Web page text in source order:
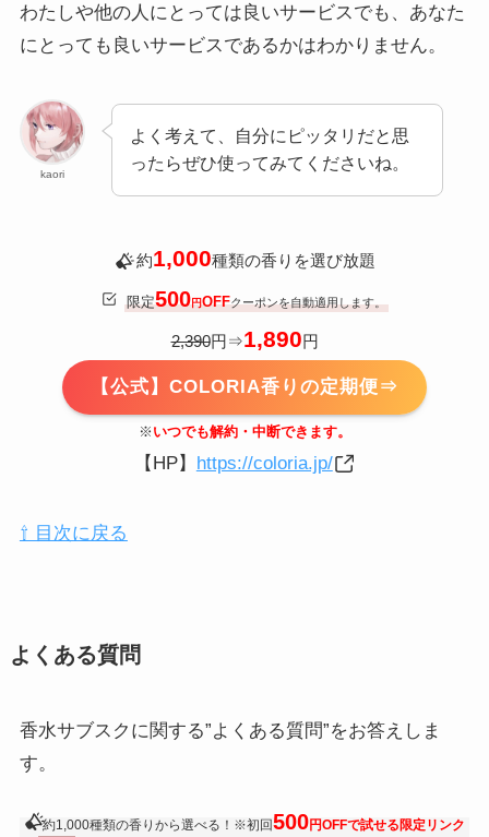
わたしや他の人にとっては良いサービスでも、あなた
にとっても良いサービスであるかはわかりません。
kaori
よく考えて、自分にピッタリだと思
ったらぜひ使ってみてくださいね。
約1,000種類の香りを選び放題
限定500円OFFクーポンを自動適用します。
2,390円⇒1,890円
【公式】COLORIA香りの定期便⇒
※ いつでも解約・中断できます。
【HP】 https://coloria.jp/
⇧ 目次に戻る
よくある質問
香水サブスクに関する”よくある質問”をお答えしま
す。
約1,000種類の香りから選べる！※初回500円OFFで試せる限定リンク